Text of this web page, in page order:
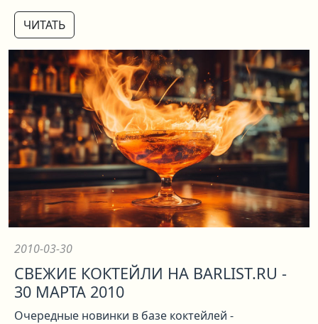
ЧИТАТЬ
2010-03-30
СВЕЖИЕ КОКТЕЙЛИ НА BARLIST.RU -
30 МАРТА 2010
Очередные новинки в базе коктейлей -